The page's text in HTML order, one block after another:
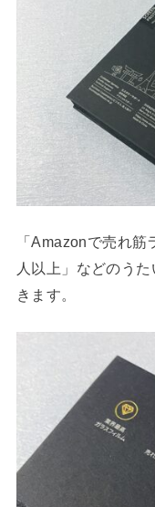
「Amazonで売れ
人以上」などのう
きます。